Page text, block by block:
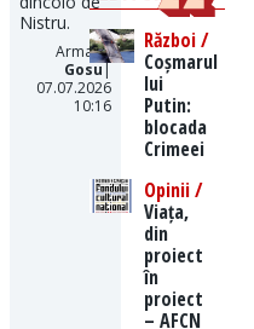
Nistru.
Armand
Gosu|
07.07.2026
10:16
Război /
Coșmarul
lui
Putin:
blocada
Crimeei
Opinii /
Viața,
din
proiect
în
proiect
– AFCN